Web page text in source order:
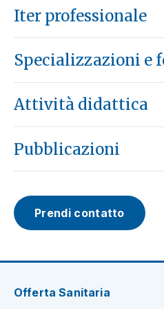
Iter professionale
Specializzazioni e
Attività didattica
Pubblicazioni
Prendi contatto
Offerta Sanitaria